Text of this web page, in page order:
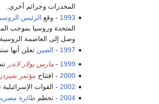
المخدرات وجرائم أخرى.
1993 - وقع الرئيس
المتحدة وروسيا بموجب
وصل إلى العاصمة الروسية
1997
- الصين تعلن أنها ستنفق
1999
-مارس پولار لاندر
2000 - افتتاح مؤتمر
2002 - القوات
2004 - تحطمطائرة